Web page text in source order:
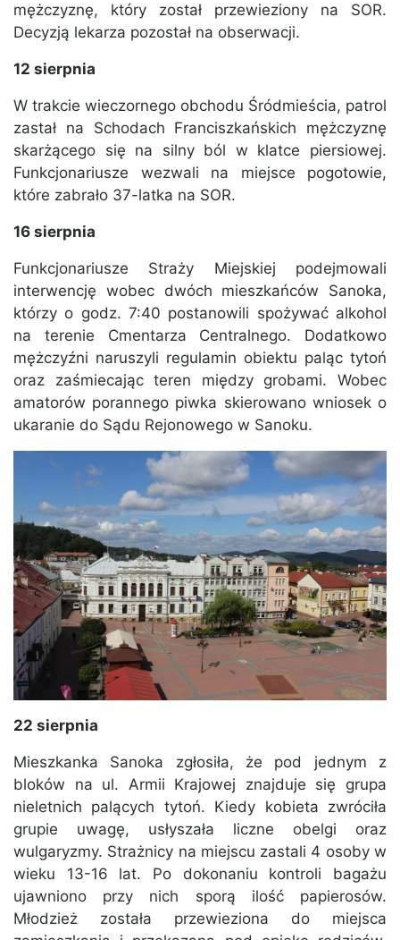
mężczyznę, który został przewieziony na SOR.
Decyzją lekarza pozostał na obserwacji.
12 sierpnia
W trakcie wieczornego obchodu Śródmieścia, patrol
zastał na Schodach Franciszkańskich mężczyznę
skarżącego się na silny ból w klatce piersiowej.
Funkcjonariusze wezwali na miejsce pogotowie,
które zabrało 37-latka na SOR.
16 sierpnia
Funkcjonariusze Straży Miejskiej podejmowali
interwencję wobec dwóch mieszkańców Sanoka,
którzy o godz. 7:40 postanowili spożywać alkohol
na terenie Cmentarza Centralnego. Dodatkowo
mężczyźni naruszyli regulamin obiektu paląc tytoń
oraz zaśmiecając teren między grobami. Wobec
amatorów porannego piwka skierowano wniosek o
ukaranie do Sądu Rejonowego w Sanoku.
22 sierpnia
Mieszkanka Sanoka zgłosiła, że pod jednym z
bloków na ul. Armii Krajowej znajduje się grupa
nieletnich palących tytoń. Kiedy kobieta zwróciła
grupie uwagę, usłyszała liczne obelgi oraz
wulgaryzmy. Strażnicy na miejscu zastali 4 osoby w
wieku 13-16 lat. Po dokonaniu kontroli bagażu
ujawniono przy nich sporą ilość papierosów.
Młodzież została przewieziona do miejsca